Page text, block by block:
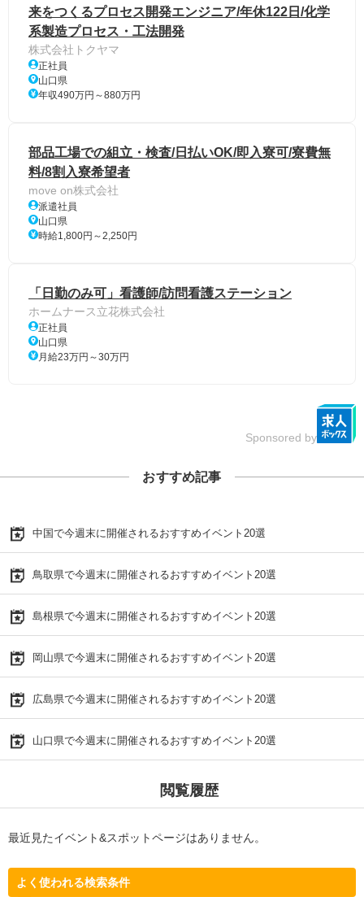
来をつくるプロセス開発エンジニア/年休122日/化学
系製造プロセス・工法開発
株式会社トクヤマ
正社員
山口県
年収490万円～880万円
部品工場での組立・検査/日払いOK/即入寮可/寮費無
料/8割入寮希望者
move on株式会社
派遣社員
山口県
時給1,800円～2,250円
「日勤のみ可」看護師/訪問看護ステーション
ホームナース立花株式会社
正社員
山口県
月給23万円～30万円
Sponsored by
おすすめ記事
中国で今週末に開催されるおすすめイベント20選
鳥取県で今週末に開催されるおすすめイベント20選
島根県で今週末に開催されるおすすめイベント20選
岡山県で今週末に開催されるおすすめイベント20選
広島県で今週末に開催されるおすすめイベント20選
山口県で今週末に開催されるおすすめイベント20選
閲覧履歴
最近見たイベント&スポットページはありません。
よく使われる検索条件